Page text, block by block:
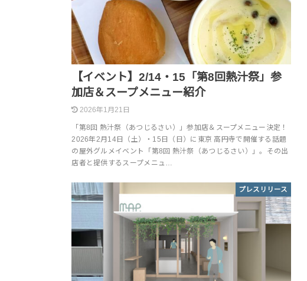
【イベント】2/14・15「第8回熱汁祭」参
加店＆スープメニュー紹介
2026年1月21日
「第8回 熱汁祭（あつじるさい）」参加店＆スープメニュー決定！
2026年2月14日（土）・15日（日）に東京 高円寺で開催する話題
の屋外グルメイベント「第8回 熱汁祭（あつじるさい）」。その出
店者と提供するスープメニュ…
プレスリリース